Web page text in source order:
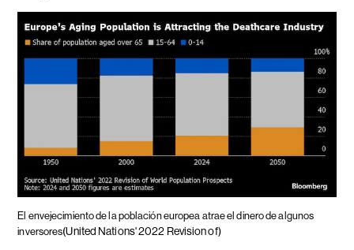
El envejecimiento de la población europea atrae el dinero de algunos
inversores(United Nations' 2022 Revision of)